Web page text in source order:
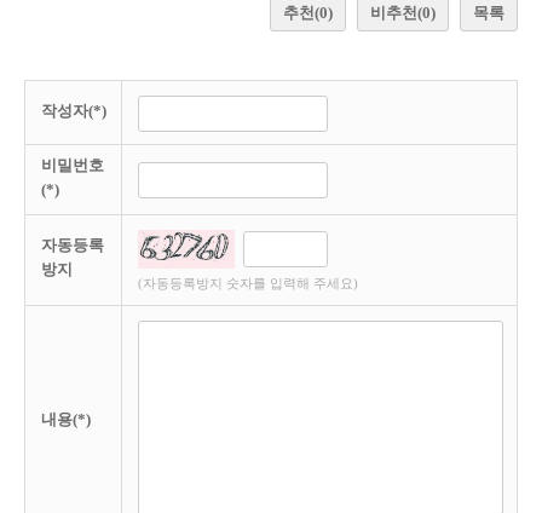
추천(0) 비추천(0) 목록
작성자(*)
비밀번호
(*)
자동등록
방지
(자동등록방지 숫자를 입력해 주세요)
내용(*)